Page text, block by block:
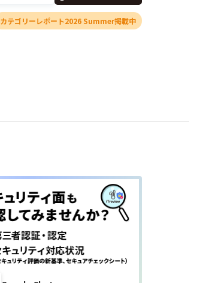
カテゴリーレポート2026 Summer掲載中